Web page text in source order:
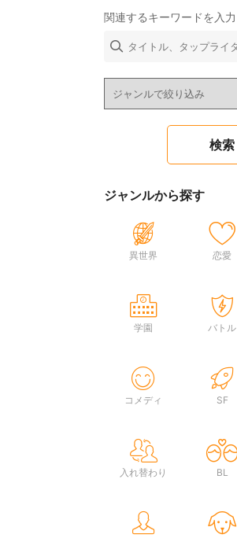
関連するキーワードを入力
ジャンルから探す
異世界 恋愛
学園 バトル
コメディ SF
入れ替わり BL